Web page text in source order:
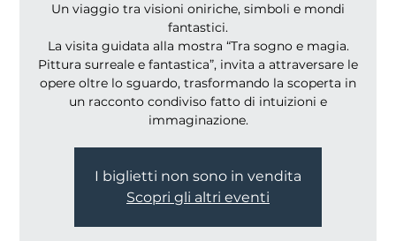
Un viaggio tra visioni oniriche, simboli e mondi
fantastici.
La visita guidata alla mostra “Tra sogno e magia.
Pittura surreale e fantastica”, invita a attraversare le
opere oltre lo sguardo, trasformando la scoperta in
un racconto condiviso fatto di intuizioni e
immaginazione.
I biglietti non sono in vendita
Scopri gli altri eventi